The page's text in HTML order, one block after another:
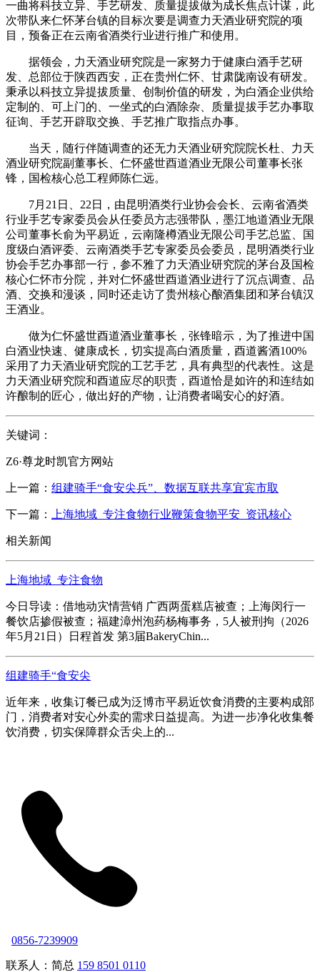
一曲将科技立异、手艺研发、质量提拔做为成长焦点计谋，此
次带队来仁怀茅台镇的目标次要是调查力天酒业研究院的项
目，预备正在云南省酒类行业进行推广和使用。
据领会，力天酒业研究院是一家努力于健康白酒手艺研
发、总部位于陕西西安，正在贵州仁怀、甘肃陇南设有研发。
秉承以科技立异提拔质量、创制价值的研发，为白酒企业供给
定制的、可上门的、一坐式的白酒除杂、质量提拔手艺办事取
征询、手艺开辟取交换、手艺推广取指点办事。
当天，随行伴随调查的还无力天酒业研究院院长杜、力天
酒业研究院副董事长、仁怀盛世酉道酒业无限公司董事长张
锋，国检核心总工程师陈仁远。
7月21日、22日，由昆明酒类行业协会会长、云南省酒类
行业手艺专家委员会从任委员方志强带队，墨江地道酒业无限
公司董事长俞为平易近，云南隆樽酒业无限公司手艺总监、国
度级白酒评委、云南酒类手艺专家委员会委员，昆明酒类行业
协会手艺办事部一行，参不雅了力天酒业研究院的茅台及国检
核心仁怀市分院，并对仁怀盛世酉道酒业进行了沉点调查、品
酒、交换和漫谈，同时还走访了贵州核心酿酒集团和茅台镇汉
王酒业。
做为仁怀盛世酉道酒业董事长，张锋暗示，为了推进中国
白酒业快速、健康成长，切实提高白酒质量，酉道酱酒100%
采用了力天酒业研究院的工艺手艺，具有典型的代表性。这是
力天酒业研究院和酉道应尽的职责，酉道恰是如许的和连结如
许酿制的匠心，做出好的产物，让消费者喝安心的好酒。
关键词：
Z6·尊龙时凯官方网站
上一篇： 组建骑手“食安尖兵”、数据互联共享宜宾市取
下一篇： 上海地域_专注食物行业鞭策食物平安_资讯核心
相关新闻
上海地域_专注食物
今日导读：借地动灾情营销 广西两蛋糕店被查；上海闵行一
餐饮店掺假被查；福建漳州泡药杨梅事务，5人被刑拘（2026
年5月21日）日程首发 第3届BakeryChin...
组建骑手“食安尖
近年来，收集订餐已成为泛博市平易近饮食消费的主要构成部
门，消费者对安心外卖的需求日益提高。为进一步净化收集餐
饮消费，切实保障群众舌尖上的...
0856-7239909
联系人：简总 159 8501 0110